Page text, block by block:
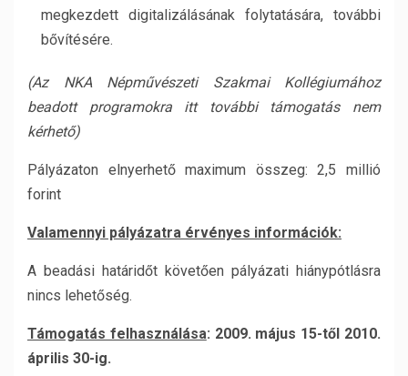
megkezdett digitalizálásának folytatására, további
bővítésére.
(Az NKA Népművészeti Szakmai Kollégiumához
beadott programokra itt további támogatás nem
kérhető)
Pályázaton elnyerhető maximum összeg: 2,5 millió
forint
Valamennyi pályázatra érvényes információk:
A beadási határidőt követően pályázati hiánypótlásra
nincs lehetőség.
Támogatás felhasználása: 2009. május 15-től 2010.
április 30-ig.